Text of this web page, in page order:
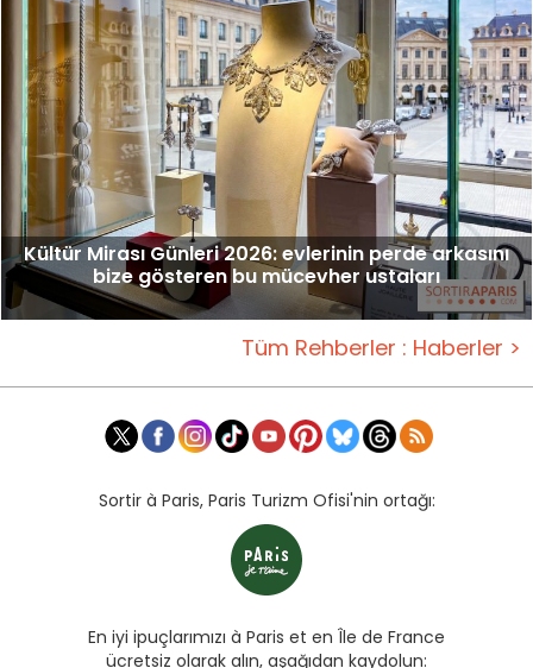
Kültür Mirası Günleri 2026: evlerinin perde arkasını
bize gösteren bu mücevher ustaları
Tüm Rehberler : Haberler >
Sortir à Paris, Paris Turizm Ofisi'nin ortağı:
En iyi ipuçlarımızı à Paris et en Île de France
ücretsiz olarak alın, aşağıdan kaydolun: